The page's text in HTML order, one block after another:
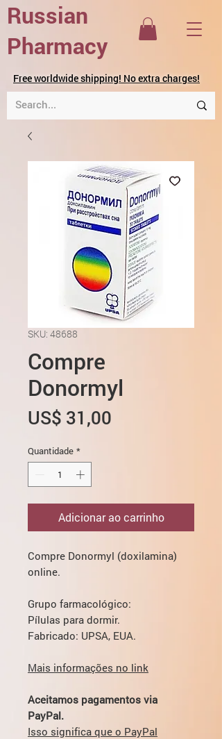
Russian
Pharmacy
Free worldwide shipping! No extra charges!
SKU: 48688
Compre
Donormyl
US$ 31,00
Quantidade *
Adicionar ao carrinho
Compre Donormyl (doxilamina)
online.
Grupo farmacológico:
Pílulas para dormir.
Fabricado: UPSA, EUA.
Mais informações no link
Aceitamos pagamentos via
PayPal.
Isso significa que o PayPal